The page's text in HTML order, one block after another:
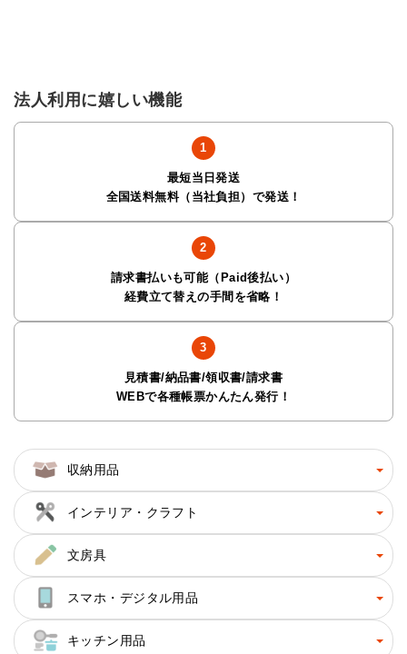
法人利用に嬉しい機能
最短当日発送
全国送料無料（当社負担）で発送！
請求書払いも可能（Paid後払い）
経費立て替えの手間を省略！
見積書/納品書/領収書/請求書
WEBで各種帳票かんたん発行！
収納用品
インテリア・クラフト
文房具
スマホ・デジタル用品
キッチン用品